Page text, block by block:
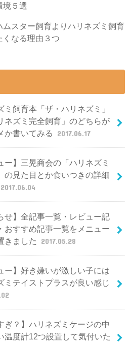
境５選
ムスター飼育よりハリネズミ飼育
くなる理由３つ
ミ飼育本「ザ・ハリネズミ」
ネズミ完全飼育」のどちらが
か書いてみる
2017.06.17
ー】三晃商会の「ハリネズミ
の見た目とか食いつきの詳細
2017.06.04
せ】全記事一覧・レビュー記
おすすめ記事一覧をメニュー
きました
2017.05.28
ー】好き嫌いが激しい子には
ミテイストプラスが良い感じ
ぎ？】ハリネズミケージの中
温度計12つ設置して気付いた